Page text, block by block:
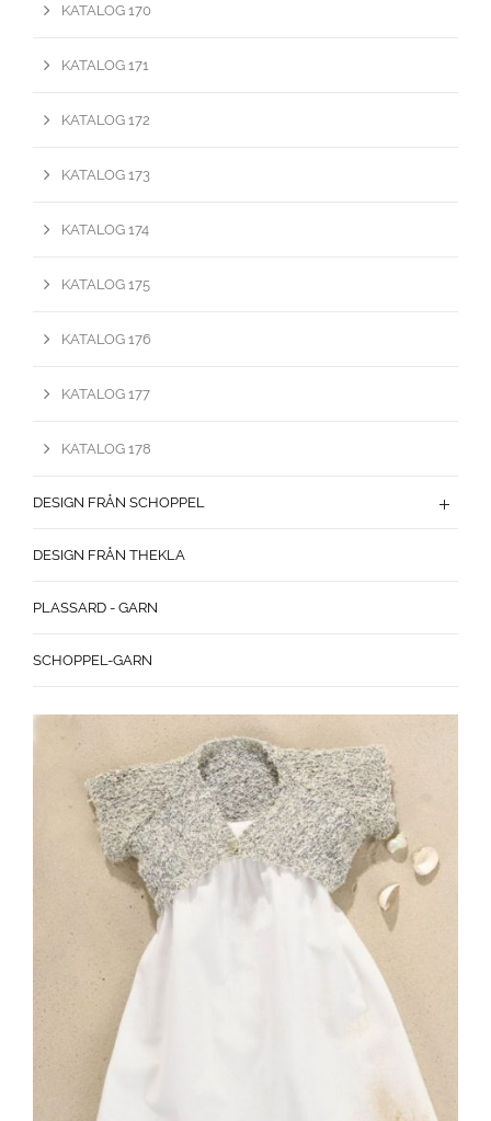
KATALOG 170
KATALOG 171
KATALOG 172
KATALOG 173
KATALOG 174
KATALOG 175
KATALOG 176
KATALOG 177
KATALOG 178
DESIGN FRÅN SCHOPPEL
DESIGN FRÅN THEKLA
PLASSARD - GARN
SCHOPPEL-GARN